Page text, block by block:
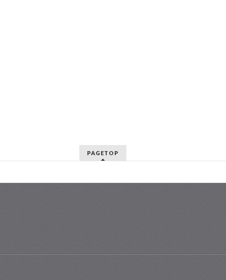
PAGETOP